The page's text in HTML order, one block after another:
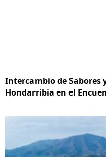
Intercambio de Sabores
Hondarribia en el